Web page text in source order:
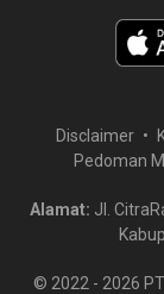
Disclaimer
Pedoman
Alamat: Jl.
© 2022 - 2026